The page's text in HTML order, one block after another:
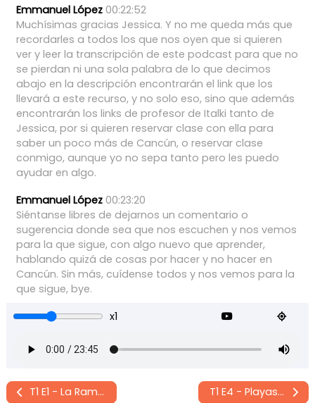
Emmanuel López 00:22:52
Muchísimas gracias Jessica. Y no me queda más que
recordarles a todos los que nos oyen que si quieren
ver y leer la transcripción de este podcast para que no
se pierdan ni una sola palabra de lo que decimos
abajo en la descripción encontrarán el link que los
llevará a este recurso, y no solo eso, sino que además
encontrarán los links de profesor de Italki tanto de
Jessica, por si quieren reservar clase con ella para
saber un poco más de Cancún, o reservar clase
conmigo, aunque yo no sepa tanto pero les puedo
ayudar en algo.
Emmanuel López 00:23:20
Siéntanse libres de dejarnos un comentario o
sugerencia donde sea que nos escuchen y nos vemos
para la que sigue, con algo nuevo que aprender,
hablando quizá de cosas por hacer y no hacer en
Cancún. Sin más, cuídense todos y nos vemos para la
que sigue, bye.
x1
T1 E1 - La Rama: Tradición Navideña de Veracruz México T1 E4 - Playas, vida y cuetes en el norte de México (Baja California Sur)